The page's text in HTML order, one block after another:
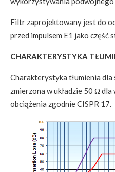
Filtr zaprojektowany jest do
przed impulsem E1 jako część
CHARAKTERYSTYKA
Charakterystyka tłumienia
zmierzona w układzie 50 Ω
obciążenia zgodnie CISPR 17.